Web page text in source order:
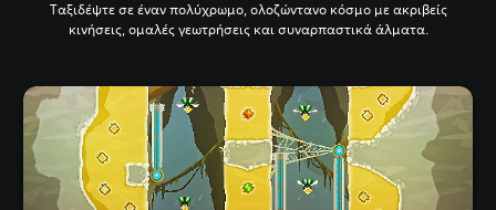
Ταξιδέψτε σε έναν πολύχρωμο, ολοζώντανο κόσμο με ακριβείς
κινήσεις, ομαλές γεωτρήσεις και συναρπαστικά άλματα.